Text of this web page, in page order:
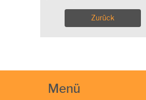
Zurück
Menü